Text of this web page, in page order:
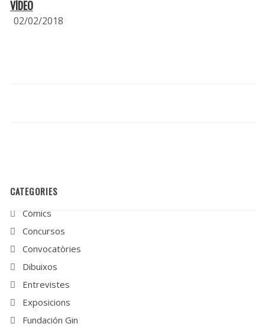
VÍDEO
02/02/2018
CATEGORIES
Còmics
Concursos
Convocatòries
Dibuixos
Entrevistes
Exposicions
Fundación Gin